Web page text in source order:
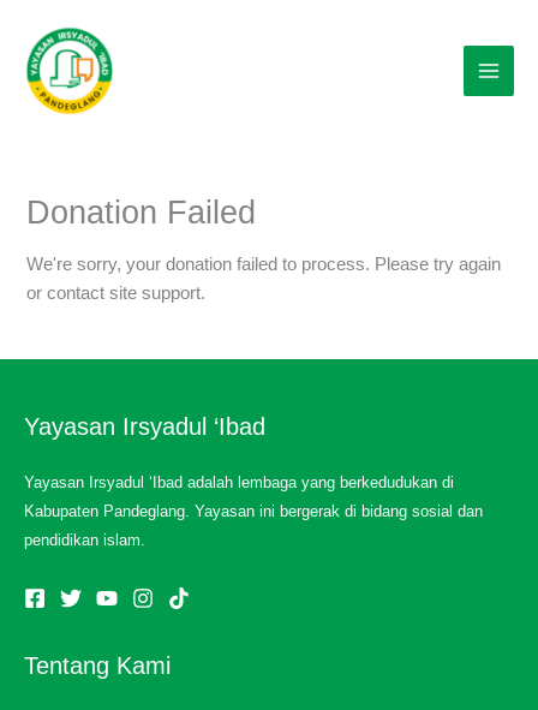
konten
Donation Failed
We're sorry, your donation failed to process. Please try again
or contact site support.
Yayasan Irsyadul ‘Ibad
Yayasan Irsyadul ‘Ibad adalah lembaga yang berkedudukan di
Kabupaten Pandeglang. Yayasan ini bergerak di bidang sosial dan
pendidikan islam.
Tentang Kami